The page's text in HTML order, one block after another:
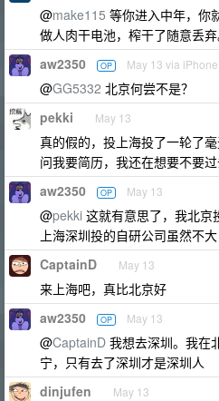
@make115 等你进入中年，你
做人肉干电池，榨干了随意丢弃
aw2350 OP May 13 via iPhone
@GG5332 北京何尝不是？
pekki May 13
真的假的，投上海投了一轮了
问我要简历，我还在想要不要
aw2350 OP May 13
@pekki 这就有意思了，我北京
上海深圳投的自研公司虽然不
CaptainD May 13
来上海吧，真比北京好
aw2350 OP May 13
@CaptainD 我想去深圳。我在
宁，只有去了深圳才是深圳人
dinjufen May 13